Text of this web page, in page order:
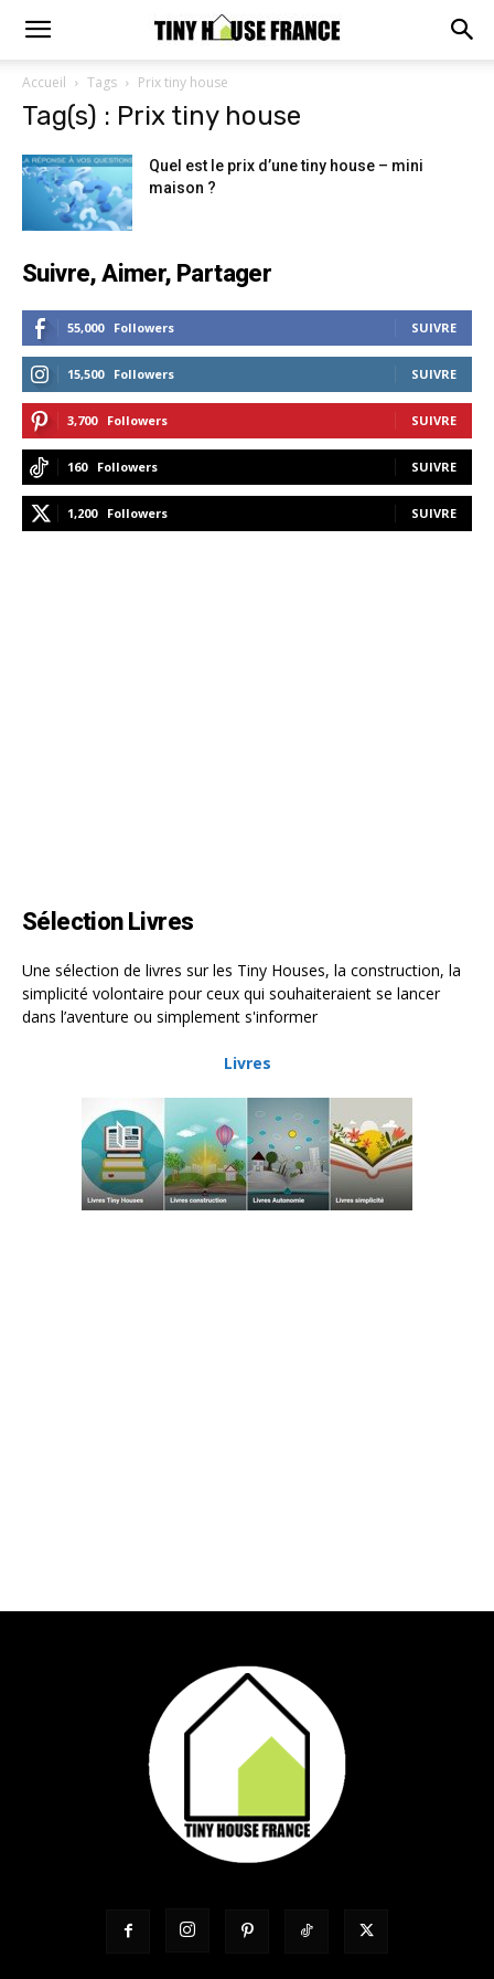
Accueil Tags Prix tiny house
Tag(s) : Prix tiny house
Quel est le prix d’une tiny house – mini
maison ?
Suivre, Aimer, Partager
55,000 Followers SUIVRE
15,500 Followers SUIVRE
3,700 Followers SUIVRE
160 Followers SUIVRE
1,200 Followers SUIVRE
Sélection Livres
Une sélection de livres sur les Tiny Houses, la construction, la
simplicité volontaire pour ceux qui souhaiteraient se lancer
dans l’aventure ou simplement s'informer
Livres